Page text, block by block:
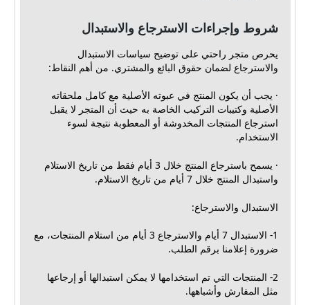
شروط وإجراءات الاسترجاع والاستبدال
يحرص متجر راحتي على توضيح سياسات الاستبدال
والاسترجاع لضمان حقوق البائع والمشتري. من أهم النقاط:
· يجب أن يكون المنتج في عبوته الأصلية مع كامل ملحقاته
الأصلية وكتيبات التركيب الخاصة به حيث أن المتجر لا يقبل
استرجاع المنتجات المخدوشة أو المعطوبة نتيجة لسوء
الاستخدام.
· يسمح باسترجاع المنتج خلال 3 أيام فقط من تاريخ الاستلام
واستبدال المنتج خلال 7 أيام من تاريخ الاستلام.
الاستبدال والاسترجاع:
1- الاستبدال 7 أيام والاسترجاع 3 أيام من استلام المنتجات، مع
ضرورة إعلامنا برقم الطلب.
2- المنتجات التي تم استخدامها لا يمكن استبدالها أو إرجاعها
مثل المفارش وأشباهها.